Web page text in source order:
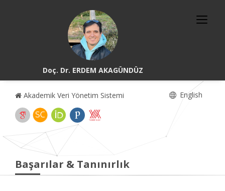
Doç. Dr. ERDEM AKAGÜNDÜZ
Akademik Veri Yönetim Sistemi English
Başarılar & Tanınırlık